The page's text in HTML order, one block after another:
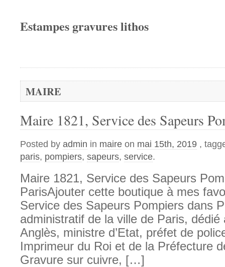
Estampes gravures lithos
MAIRE
Maire 1821, Service des Sapeurs
Posted by admin in maire on mai 15th, 2019 ,
paris, pompiers, sapeurs, service.
Maire 1821, Service des Sapeurs
ParisAjouter cette boutique à mes
Service des Sapeurs Pompiers dans
administratif de la ville de Paris,
Anglès, ministre d’Etat, préfet de
Imprimeur du Roi et de la Préfecture
Gravure sur cuivre, […]